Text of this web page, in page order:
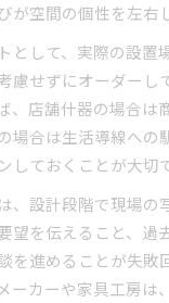
が空間の個性を左右
として、実際の設置
慮せずにオーダーし
、店舗什器の場合は
場合は生活導線への
しておくことが大切
、設計段階で現場の
望を伝えること、過
を進めることが失敗
ーカーや家具工房は